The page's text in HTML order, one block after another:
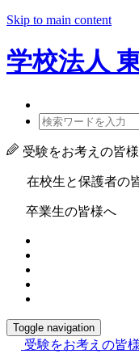
Skip to main content
学校法人
受験をお考えの皆
在校生と保護者の
卒業生の皆様へ
Toggle navigation
受験をお考えの皆